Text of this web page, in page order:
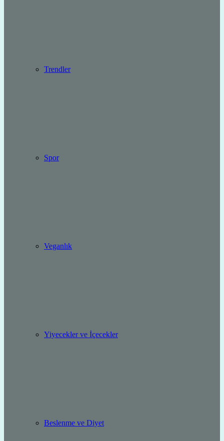
Trendler
Spor
Veganlık
Yiyecekler ve İçecekler
Beslenme ve Diyet